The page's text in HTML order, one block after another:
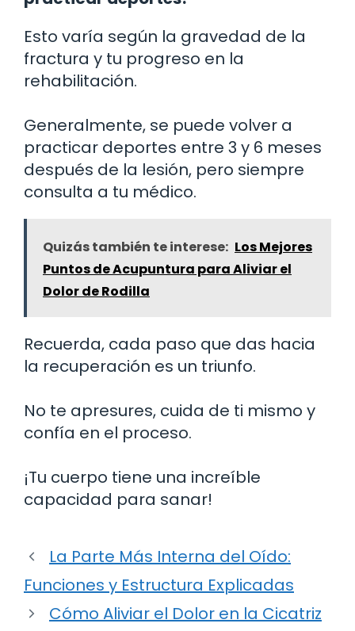
Esto varía según la gravedad de la
fractura y tu progreso en la
rehabilitación.
Generalmente, se puede volver a
practicar deportes entre 3 y 6 meses
después de la lesión, pero siempre
consulta a tu médico.
Quizás también te interese: Los Mejores
Puntos de Acupuntura para Aliviar el
Dolor de Rodilla
Recuerda, cada paso que das hacia
la recuperación es un triunfo.
No te apresures, cuida de ti mismo y
confía en el proceso.
¡Tu cuerpo tiene una increíble
capacidad para sanar!
La Parte Más Interna del Oído:
Funciones y Estructura Explicadas
Cómo Aliviar el Dolor en la Cicatriz